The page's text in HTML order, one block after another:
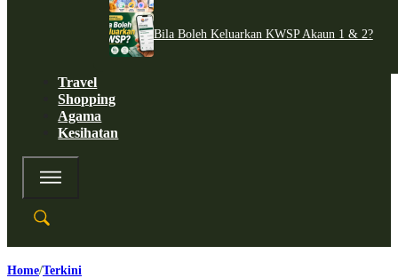
Bila Boleh Keluarkan KWSP Akaun 1 & 2?
Travel
Shopping
Agama
Kesihatan
Home Terkini